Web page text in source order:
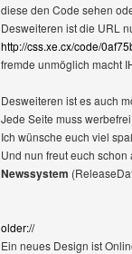
diese den Code sehen
Desweiteren ist die URL
http://css.xe.cx/code/
fremde unmöglich macht
Desweiteren ist es auch
Jede Seite muss
Ich wünsche euch viel
Und nun freut euch
Newssystem
older://
Ein neues Design ist